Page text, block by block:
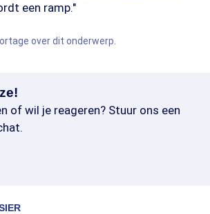
een ramp."
over dit onderwerp.
of wil je reageren? Stuur ons een